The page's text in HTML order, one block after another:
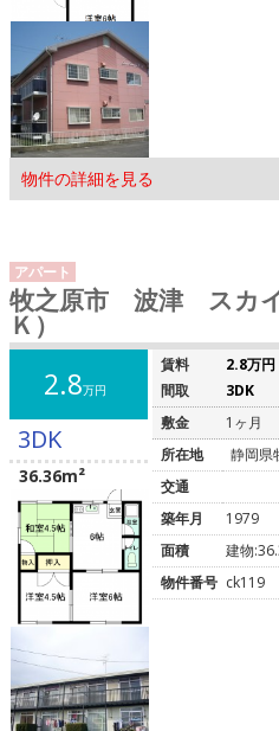
物件の詳細を見る
アパート
牧之原市 波津 スカイ
Ｋ）
2.8万円
3DK
36.36m²
賃料 2.8万円
間取
3DK
敷金
1ヶ月
所在地
静岡県
交通
築年月
1979
面積
建物
物件番号 ck119